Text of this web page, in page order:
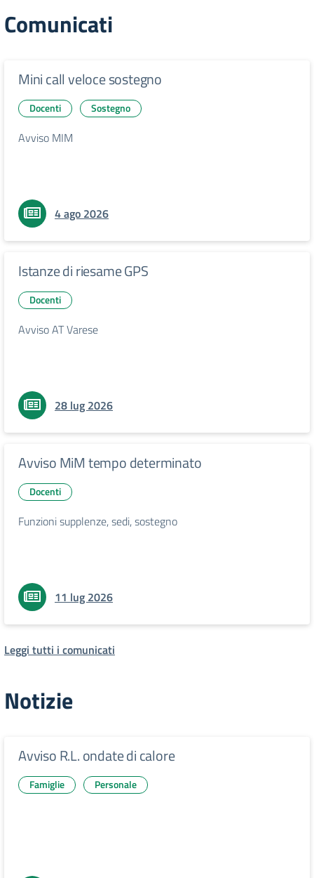
Comunicati
Mini call veloce sostegno
Docenti Sostegno
Avviso MIM
4 ago 2026
Istanze di riesame GPS
Docenti
Avviso AT Varese
28 lug 2026
Avviso MiM tempo determinato
Docenti
Funzioni supplenze, sedi, sostegno
11 lug 2026
Leggi tutti i comunicati
Notizie
Avviso R.L. ondate di calore
Famiglie Personale